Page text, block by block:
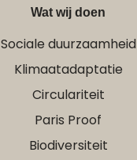
Wat wij doen
Sociale duurzaamheid
Klimaatadaptatie
Circulariteit
Paris Proof
Biodiversiteit